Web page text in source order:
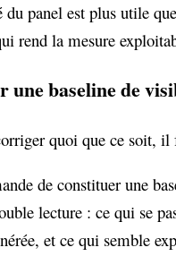
panel est plus utile
rend la mesure
une baseline de
quoi que ce soit, il
de constituer une
lecture : ce qui se
et ce qui semble